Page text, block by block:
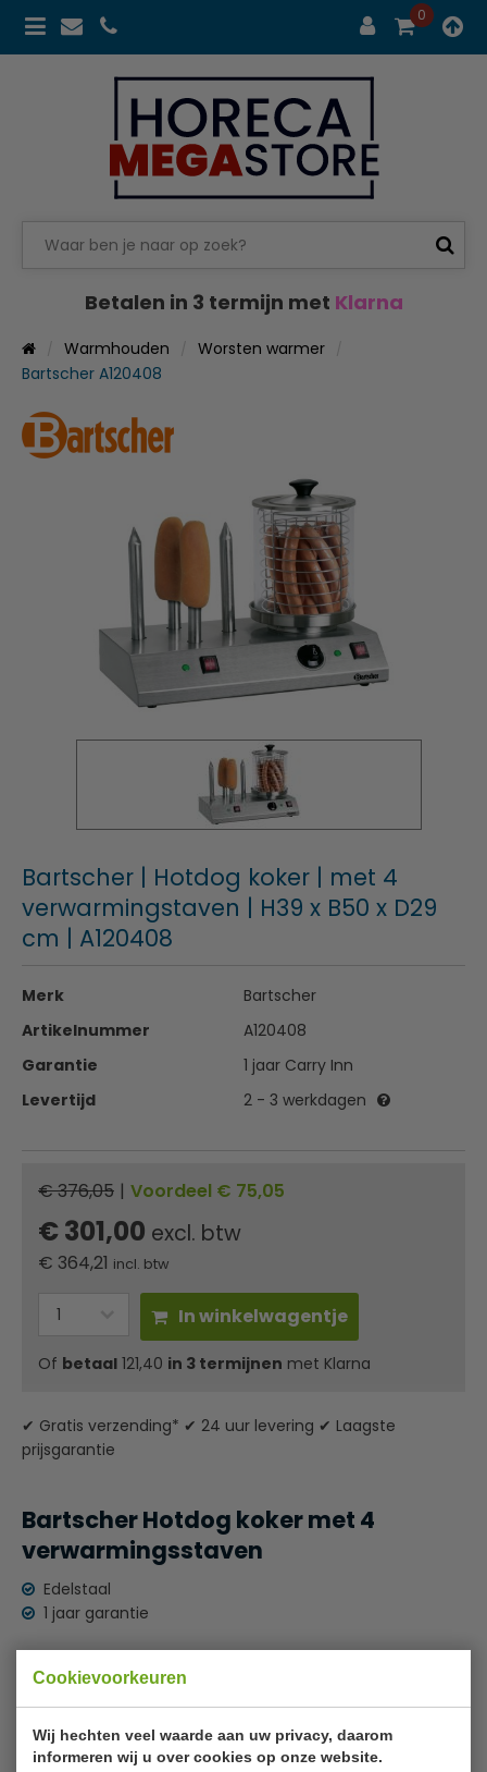
Cookievoorkeuren
Wij hechten veel waarde aan uw privacy, daarom
informeren wij u over cookies op onze website.
0
Betalen in 3 termijn met Klarna
Warmhouden
Worsten warmer
Bartscher A120408
Bartscher | Hotdog koker | met 4
verwarmingstaven | H39 x B50 x D29
cm | A120408
Merk
Bartscher
Artikelnummer
A120408
Garantie
1 jaar Carry Inn
Levertijd
2 - 3 werkdagen
€ 376,05 | Voordeel € 75,05
€ 301,00 excl. btw
€ 364,21 incl. btw
In winkelwagentje
Of betaal 121,40 in 3 termijnen met Klarna
✔ Gratis verzending* ✔ 24 uur levering ✔ Laagste
prijsgarantie
Bartscher Hotdog koker met 4
verwarmingsstaven
Edelstaal
1 jaar garantie
Bijlages
Gebruiksaanwijzing
Specificaties